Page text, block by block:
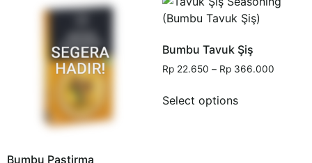
Bumbu Pastirma
Bumbu Tavuk Şiş
Rp22.650 – Rp366.000
Select options